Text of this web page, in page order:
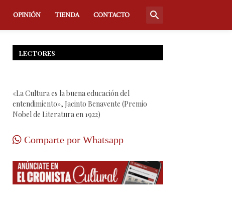
OPINIÓN TIENDA CONTACTO
LECTORES
«La Cultura es la buena educación del
entendimiento», Jacinto Benavente (Premio
Nobel de Literatura en 1922)
Comparte por Whatsapp